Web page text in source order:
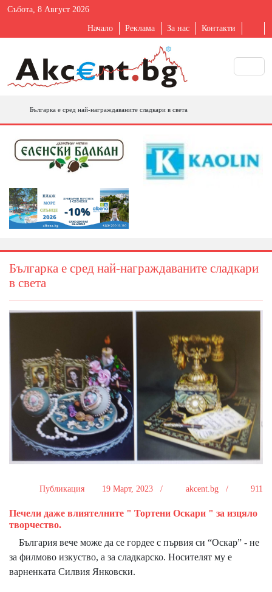
Събота, 8 Август 2026
Начало Реклама За нас Контакти
Българка е сред най-награждаваните сладкари в света
Българка е сред най-награждаваните сладкари
в света
Публикация 19 Март, 2023 / akcent.bg / 911
Печели даже влиятелните " Тортени Оскари " за изцяло
творчество.
България вече може да се гордее с първия си “Оскар” - не
за филмово изкуство, а за сладкарско. Носителят му е
варненката Силвия Янковски.